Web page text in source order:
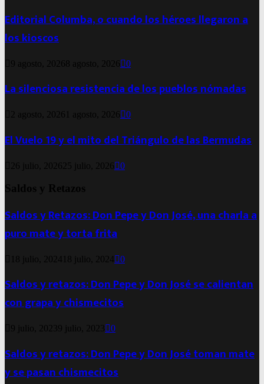
Editorial Columba, o cuando los héroes llegaron a
los kioscos
9 agosto, 20268 agosto, 2026 0
La silenciosa resistencia de los pueblos nómadas
2 agosto, 2026 1 agosto, 2026 0
El Vuelo 19 y el mito del Triángulo de las Bermudas
26 julio, 2026 25 julio, 2026 0
Saldos y Retazos
Saldos y Retazos: Don Pepe y Don José, una charla a
puro mate y torta frita
18 julio, 2024 18 julio, 2024 0
Saldos y retazos: Don Pepe y Don José se calientan
con grapa y chismecitos
9 julio, 20239 julio, 2023 0
Saldos y retazos: Don Pepe y Don José toman mate
y se pasan chismecitos